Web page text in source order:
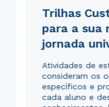
Trilhas
para a sua
jornada
Atividades de
consideram os
específicos e
cada aluno e